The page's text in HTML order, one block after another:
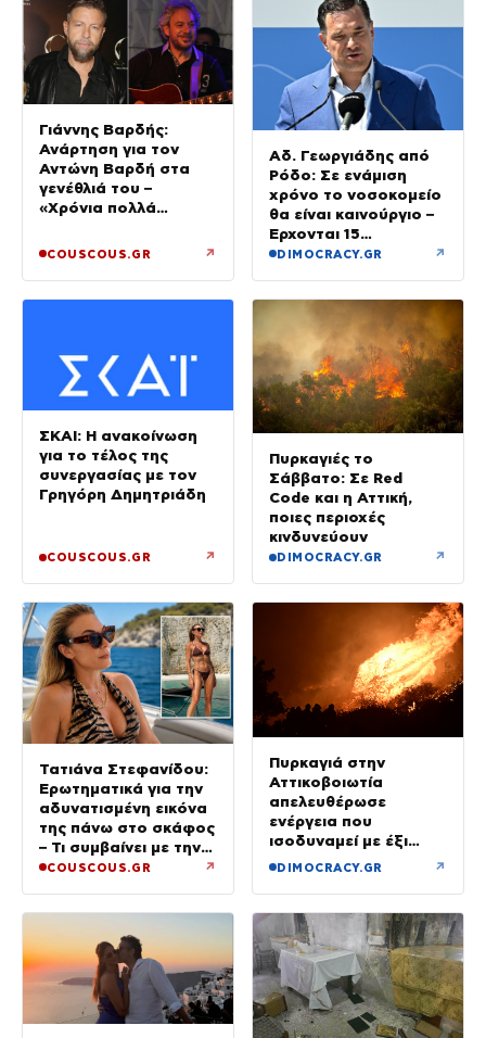
Γιάννης Βαρδής:
Ανάρτηση για τον
Αντώνη Βαρδή στα
γενέθλιά του –
«Χρόνια πολλά
COUSCOUS.GR ↗
Αδ. Γεωργιάδης από
Ρόδο: Σε ενάμιση
χρόνο το νοσοκομείο
θα είναι καινούργιο –
Έρχονται 15
νοσηλευτές και
DIMOCRACY.GR ↗
ΣΚΑΙ: Η ανακοίνωση
για το τέλος της
συνεργασίας με τον
Γρηγόρη Δημητριάδη
COUSCOUS.GR ↗
Πυρκαγιές το
Σάββατο: Σε Red
Code και η Αττική,
ποιες περιοχές
κινδυνεύουν
DIMOCRACY.GR ↗
Τατιάνα Στεφανίδου:
Ερωτηματικά για την
αδυνατισμένη εικόνα
της πάνω στο σκάφος
– Τι συμβαίνει με την
υγεία της;
COUSCOUS.GR ↗
Πυρκαγιά στην
Αττικοβοιωτία
απελευθέρωσε
ενέργεια που
ισοδυναμεί με έξι
βόμβες Χιροσίμα
DIMOCRACY.GR ↗